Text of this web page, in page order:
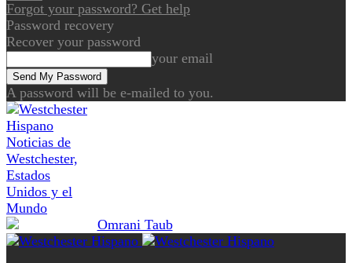
Forgot your password? Get help
Password recovery
Recover your password
your email
A password will be e-mailed to you.
Noticias de
Westchester,
Estados
Unidos y el
Mundo